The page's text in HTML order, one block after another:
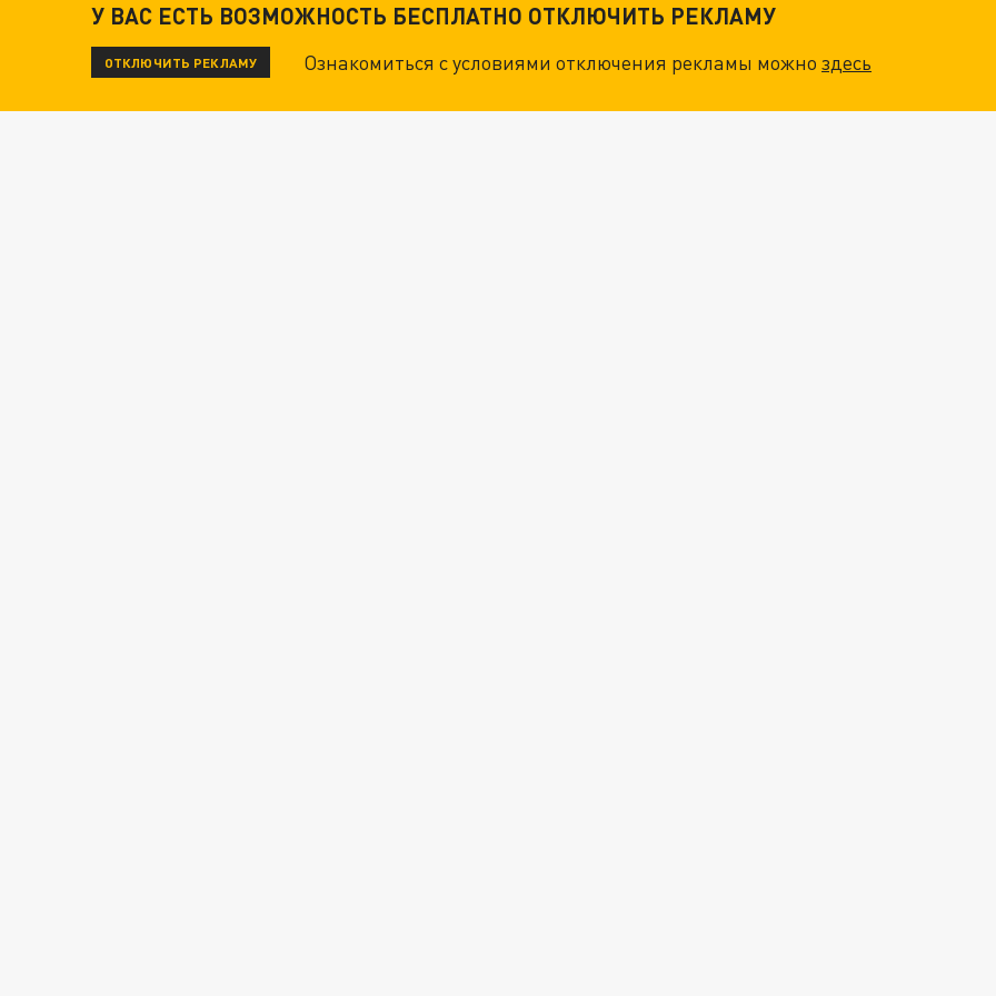
ВОТ ЭТО ТРИЛЛЕР! ТАЙНА УДАРА УКРАИНЫ ПО ИРАНСКОМУ СУДНУ НА КАСПИИ РАСКРЫТА
У ВАС ЕСТЬ ВОЗМОЖНОСТЬ БЕСПЛАТНО ОТКЛЮЧИТЬ РЕКЛАМУ
ОТКЛЮЧИТЬ РЕКЛАМУ Ознакомиться с условиями отключения рекламы можноздесь